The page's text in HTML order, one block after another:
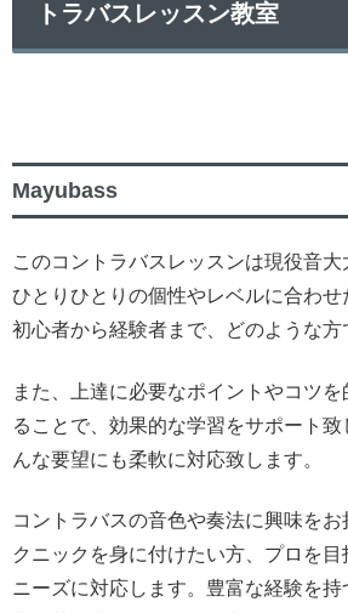
トラバスレッスン教室
Mayubass
このコントラバスレッスンは現役音大
ひとりひとりの個性やレベルに合わせ
初心者から経験者まで、どのような方
また、上達に必要なポイントやコツ
ることで、効果的な学習をサポート
んな要望にも柔軟に対応致します。
コントラバスの音色や奏法に興味を
クニックを身に付けたい方、プロを
ニーズに対応します。豊富な経験を